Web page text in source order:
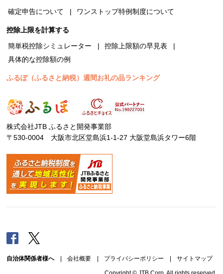
確定申告について
ワンストップ特例制度について
控除上限を計算する
簡単税控除シミュレーター
控除上限額の早見表
具体的な控除額の例
ふるぽ（ふるさと納税）週間お礼の品ランキング
株式会社JTB ふるさと開発事業部
〒530-0004 大阪市北区堂島浜1-1-27 大阪堂島浜タワー6階
Facebook
自治体関係者様へ| 会社概要 プライバシーポリシー サイトマップ